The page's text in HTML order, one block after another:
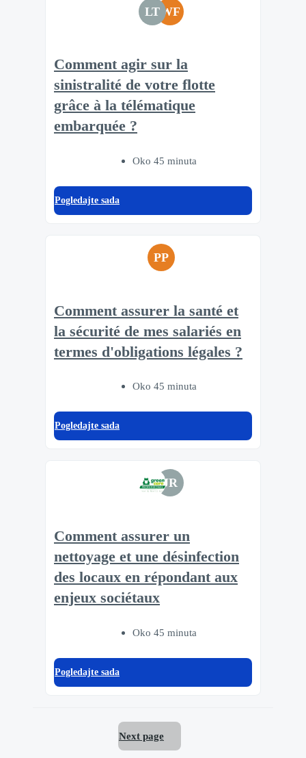
LT WF
Comment agir sur la
sinistralité de votre flotte
grâce à la télématique
embarquée ?
Oko 45 minuta
Pogledajte sada
PP
Comment assurer la santé et
la sécurité de mes salariés en
termes d'obligations légales ?
Oko 45 minuta
Pogledajte sada
JR
Comment assurer un
nettoyage et une désinfection
des locaux en répondant aux
enjeux sociétaux
Oko 45 minuta
Pogledajte sada
Next page